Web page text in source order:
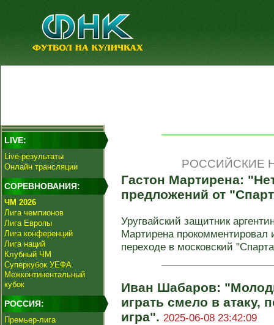
LIVE:
Live-результаты
Онлайн трансляции
СОРЕВНОВАНИЯ:
ЧМ 2026
Лига чемпионов
Лига Европы
Лига конференций
Лига наций
Клубный ЧМ
Суперкубок УЕФА
Межконтинентальный
кубок
РОССИЯ:
Премьер-лига
РОССИЙСКИЕ
Гастон Мартирена:
предложений от
Уругвайский защитник
Мартирена
переходе в московский
Иван Шабаров:
играть смело в атаку,
игра". 2025-06-08 23:42:09